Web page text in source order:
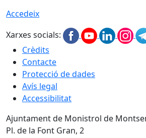
Accedeix
Xarxes socials:
Crèdits
Contacte
Protecció de dades
Avís legal
Accessibilitat
Ajuntament de Monistrol de
Pl. de la Font Gran, 2